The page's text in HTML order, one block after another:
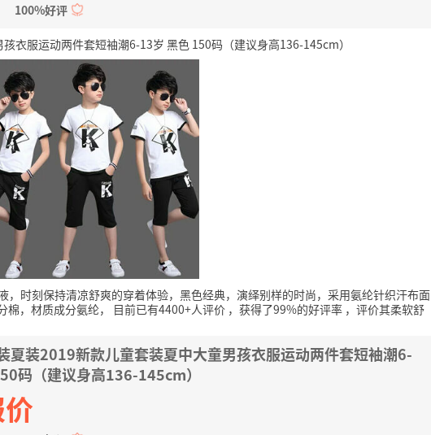
100%好评
衣服运动两件套短袖潮6-13岁 黑色 150码（建议身高136-145cm）
时刻保持清凉舒爽的穿着体验，黑色经典，演绎别样的时尚，采用氨纶针织汗布面
棉，材质成分氨纶， 目前已有4400+人评价 ，获得了99%的好评率 ，评价其柔软舒
夏装2019新款儿童套装夏中大童男孩衣服运动两件套短袖潮6-
码（建议身高136-145cm）